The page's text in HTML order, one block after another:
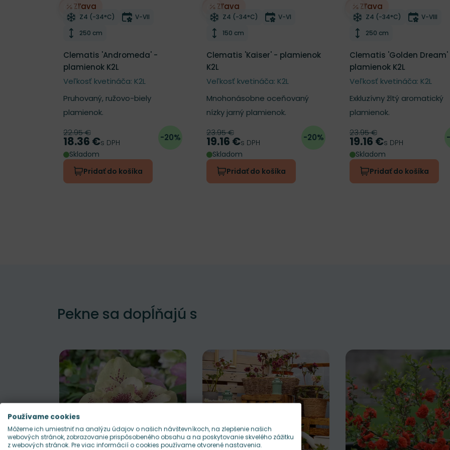
Zľava
Odober do zoznamu želaní
Mrazuvzdornosť
Z4 (-34°C) Doba kvitnutia
V-VII
Výška rastliny
250 cm
Clematis 'Andromeda' -
plamienok K2L
Veľkosť kvetináča: K2L
Pruhovaný, ružovo-biely
plamienok.
Pôvodná cena
22.95 €
Cena
18.36 €s DPH -20%
Skladom
Pridať do košíka
Zľava
Odober do zoznamu želaní
Mrazuvzdornosť
Z4 (-34°C) Doba kvitnutia
V-VI
Výška rastliny
150 cm
Clematis 'Kaiser' - plamienok
K2L
Veľkosť kvetináča: K2L
Mnohonásobne oceňovaný
nízky jarný plamienok.
Pôvodná cena
23.95 €
Cena
19.16 €s DPH -20%
Skladom
Pridať do košíka
Zľava
Odober do zoznamu želaní
Mrazuvzdornosť
Z4 (-34°C) Doba
V-VIII
Výška rastliny
250 cm
Clematis 'Golden Dream'
plamienok K2L
Veľkosť kvetináča: K2L
Exkluzívny žltý aromatický
plamienok.
Pôvodná cena
23.95 €
Cena
19.16 €s DPH
Skladom
Pridať do košíka
Pekne sa dopĺňajú s
Používame cookies
Môžeme ich umiestniť na analýzu údajov o našich návštevníkoch, na zlepšenie našich
webových stránok, zobrazovanie prispôsobeného obsahu a na poskytovanie skvelého zážitku
z webových stránok. Pre viac informácií o cookies používame otvorené nastavenia.